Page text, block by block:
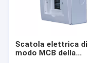
Scatola elettrica di
modo MCB della